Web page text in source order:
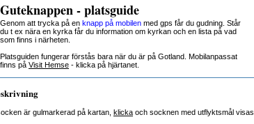
Guteknappen - platsguide
Genom att trycka på en knapp på mobilen med gps får du gudning. Står
du t ex nära en kyrka får du information om kyrkan och en lista på vad
som finns i närheten.
Platsguiden fungerar förstås bara när du är på Gotland. Mobilanpassat
finns på Visit Hemse - klicka på hjärtanet.
är gulmarkerad på kartan, klicka och socknen med utflyktsmål visas.